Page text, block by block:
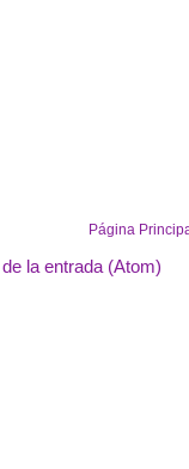
Página
la entrada (Atom)